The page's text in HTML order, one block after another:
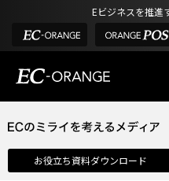
Eビジネスを推進
選ばれる理由
お役立ち資料ダウンロード